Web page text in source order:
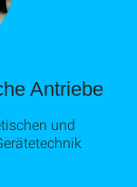
Antriebe
und